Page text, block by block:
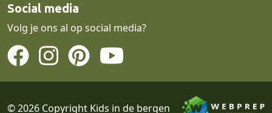
Social media
Volg je ons al op social media?
© 2026 Copyright Kids in de bergen